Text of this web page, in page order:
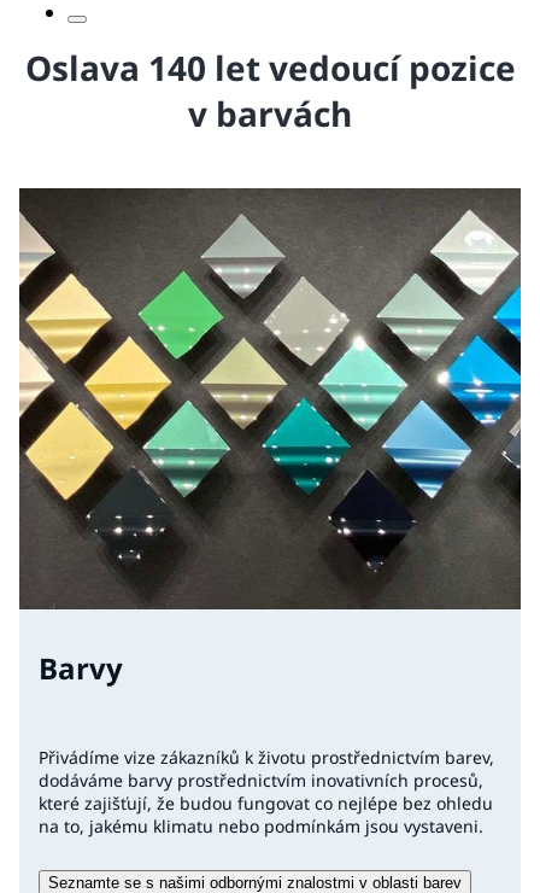
Oslava 140 let vedoucí pozice
v barvách
Barvy
Přivádíme vize zákazníků k životu prostřednictvím barev,
dodáváme barvy prostřednictvím inovativních procesů,
které zajišťují, že budou fungovat co nejlépe bez ohledu
na to, jakému klimatu nebo podmínkám jsou vystaveni.
Seznamte se s našimi odbornými znalostmi v oblasti barev